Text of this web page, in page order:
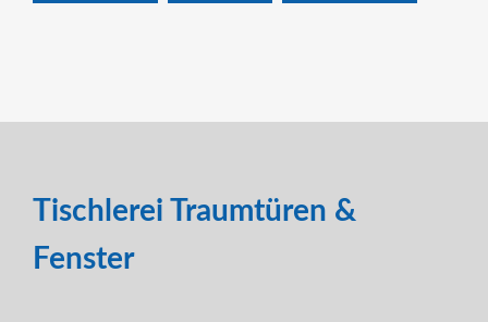
Tischlerei Traumtüren &
Fenster